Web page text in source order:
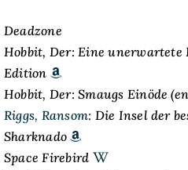
Deadzone
Hobbit, Der: Eine unerwartete
Edition
Hobbit, Der: Smaugs Einöde
Riggs, Ransom: Die Insel der
Sharknado
Space Firebird